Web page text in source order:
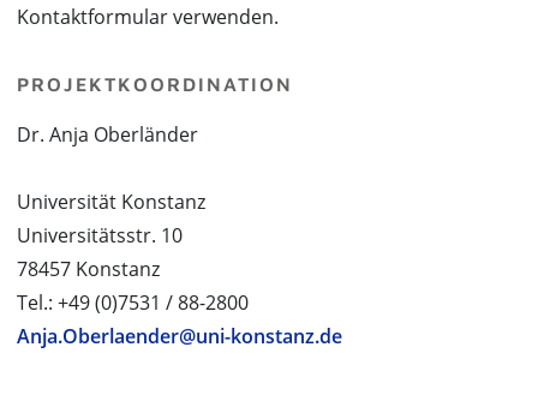
Kontaktformular verwenden.
PROJEKTKOORDINATION
Dr. Anja Oberländer
Universität Konstanz
Universitätsstr. 10
78457 Konstanz
Tel.: +49 (0)7531 / 88-2800
Anja.Oberlaender@uni-konstanz.de